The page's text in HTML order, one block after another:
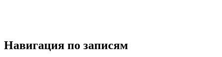
Навигация по записям